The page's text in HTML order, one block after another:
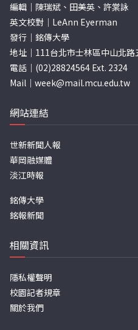
編輯｜陳瑞斌、田美英、許棠詠
英文校對｜LeAnn Eyerman
發行｜銘傳大學
地址｜111台北市士林區中山北路
電話｜(02)28824564 Ext. 2324
Mail｜ week@mail.mcu.edu.tw
網站連結
世新新聞人報
華岡融媒體
淡江時報
銘傳大學
銘報新聞
相關資訊
隱私權聲明
校園記者規章
關於我們